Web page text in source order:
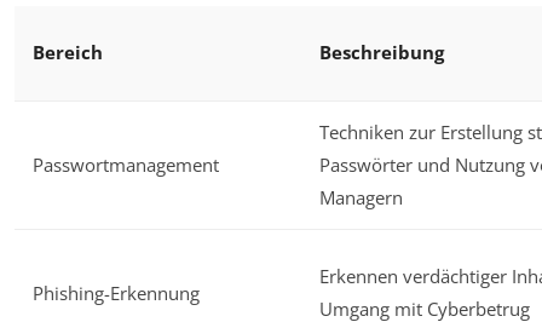
Bereich Beschreibung
Passwortmanagement
Techniken zur Erstellung
Passwörter und Nutzung
Managern
Phishing-Erkennung
Erkennen verdächtiger
Umgang mit Cyberbetrug